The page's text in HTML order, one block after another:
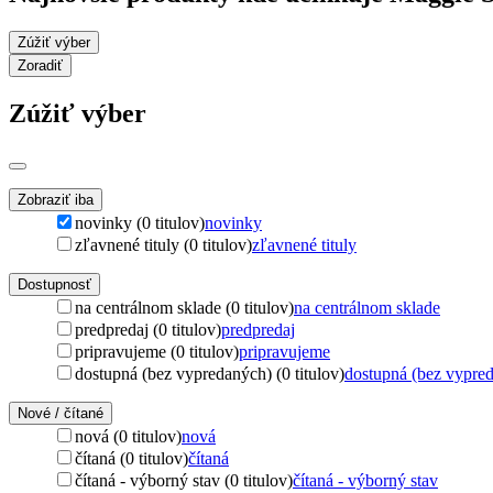
Zúžiť výber
Zoradiť
Zúžiť výber
Zobraziť iba
novinky (0 titulov)novinky
zľavnené tituly (0 titulov)zľavnené tituly
Dostupnosť
na centrálnom sklade (0 titulov)na centrálnom sklade
predpredaj (0 titulov)predpredaj
pripravujeme (0 titulov)pripravujeme
dostupná (bez vypredaných) (0 titulov)dostupná (bez
Nové / čítané
nová (0 titulov)nová
čítaná (0 titulov)čítaná
čítaná - výborný stav (0 titulov)čítaná - výborný stav